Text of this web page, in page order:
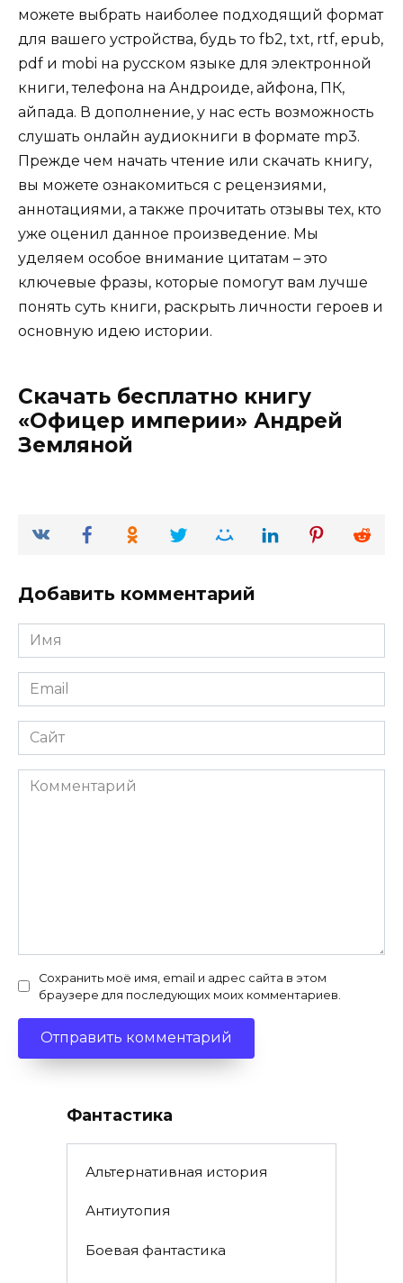
можете выбрать наиболее подходящий формат
для вашего устройства, будь то fb2, txt, rtf, epub,
pdf и mobi на русском языке для электронной
книги, телефона на Андроиде, айфона, ПК,
айпада. В дополнение, у нас есть возможность
слушать онлайн аудиокниги в формате mp3.
Прежде чем начать чтение или скачать книгу,
вы можете ознакомиться с рецензиями,
аннотациями, а также прочитать отзывы тех, кто
уже оценил данное произведение. Мы
уделяем особое внимание цитатам – это
ключевые фразы, которые помогут вам лучше
понять суть книги, раскрыть личности героев и
основную идею истории.
Скачать бесплатно книгу
«Офицер империи» Андрей
Земляной
Добавить комментарий
Имя
*
Email
*
Сайт
Комментарий
Сохранить моё имя, email и адрес сайта в этом
браузере для последующих моих комментариев.
Фантастика
Альтернативная история
Антиутопия
Боевая фантастика